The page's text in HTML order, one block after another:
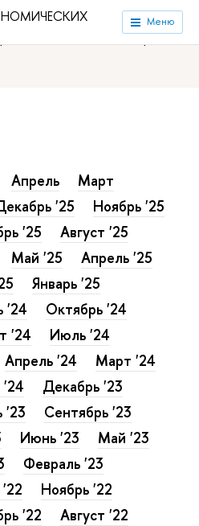
Меню
университет «Высшая
экономических наук
Апрель
Март
'25
Ноябрь '25
'25
Август '25
Май '25
Апрель '25
Январь '25
'24
Октябрь '24
'24
Июль '24
Апрель '24
Март '24
'24
Декабрь '23
'23
Сентябрь '23
Июнь '23
Май '23
Февраль '23
Ноябрь '22
'22
Август '22